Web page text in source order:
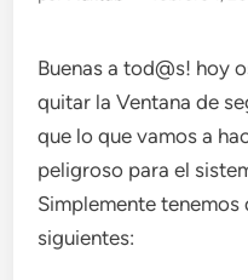
Buenas a tod@s! hoy
quitar la Ventana de
que lo que vamos a
peligroso para el
Simplemente tenemos
siguientes: